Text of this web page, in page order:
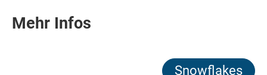
Mehr Infos
Snowflakes